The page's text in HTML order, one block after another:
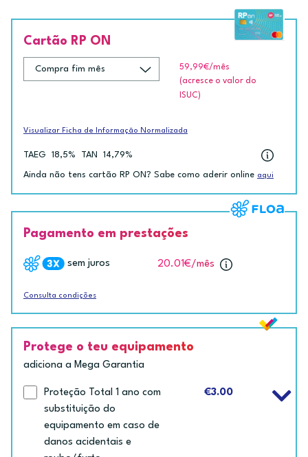
Cartão RP ON
59,99€/mês
(acresce o valor do
ISUC)
Visualizar Ficha de Informação Normalizada
TAEG 18,5% TAN 14,79%
Ainda não tens cartão RP ON? Sabe como aderir online aqui
Pagamento em prestações
sem juros 20.01€/mês
Consulta condições
Protege o teu equipamento
adiciona a Mega Garantia
Proteção Total 1 ano com
substituição do
equipamento em caso de
danos acidentais e
€3.00